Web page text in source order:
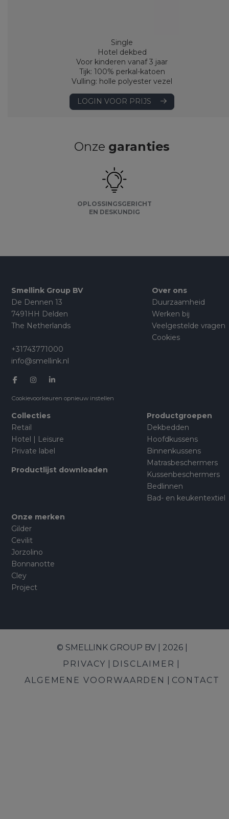
Single
Hotel dekbed
Voor kinderen vanaf 3 jaar
Tijk: 100% perkal-katoen
Vulling: holle polyester vezel
LOGIN VOOR PRIJS
Onze garanties
OPLOSSINGSGERICHT
EN DESKUNDIG
Smellink Group BV
De Dennen 13
7491HH Delden
The Netherlands
+31743771000
info@smellink.nl
Cookievoorkeuren opnieuw instellen
Over ons
Duurzaamheid
Werken bij
Veelgestelde vragen
Cookies
Collecties
Retail
Hotel | Leisure
Private label
Productlijst downloaden
Productgroepen
Dekbedden
Hoofdkussens
Binnenkussens
Matrasbeschermers
Kussenbeschermers
Bedlinnen
Bad- en keukentextiel
Onze merken
Gilder
Cevilit
Jorzolino
Bonnanotte
Cley
Project
© SMELLINK GROUP BV | 2026 |
PRIVACY
DISCLAIMER
ALGEMENE VOORWAARDEN
CONTACT